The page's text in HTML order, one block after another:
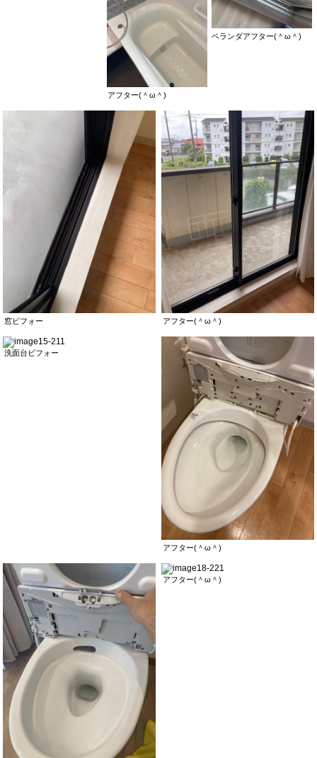
アフター(＾ω＾)
ベランダアフター(＾ω＾)
窓ビフォー アフター(＾ω＾)
洗面台ビフォー
アフター(＾ω＾)
アフター(＾ω＾)